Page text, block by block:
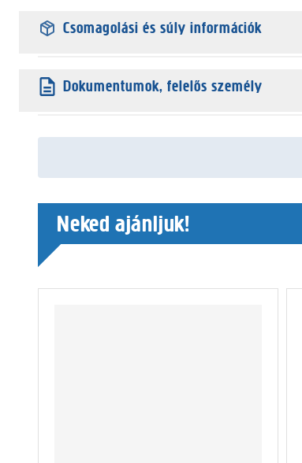
Csomagolási és súly információk
Dokumentumok, felelős személy
Neked ajánljuk!